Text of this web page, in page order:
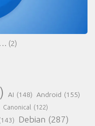
(2)
AI (148) Android (155)
Canonical (122)
Debian (287)